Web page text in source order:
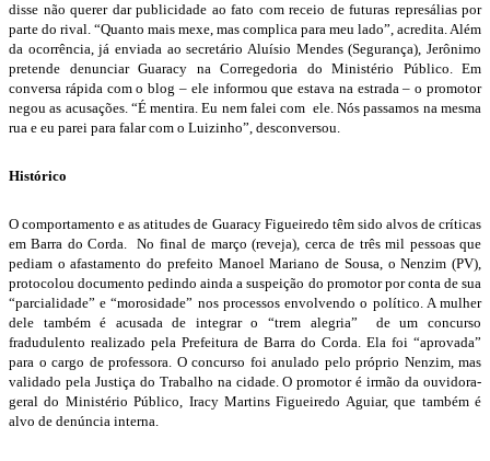
disse não querer dar publicidade ao fato com receio de futuras represálias por
parte do rival. “Quanto mais mexe, mas complica para meu lado”, acredita. Além
da ocorrência, já enviada ao secretário Aluísio Mendes (Segurança), Jerônimo
pretende denunciar Guaracy na Corregedoria do Ministério Público. Em
conversa rápida com o blog – ele informou que estava na estrada – o promotor
negou as acusações. “É mentira. Eu nem falei com ele. Nós passamos na mesma
rua e eu parei para falar com o Luizinho”, desconversou.
Histórico
O comportamento e as atitudes de Guaracy Figueiredo têm sido alvos de críticas
em Barra do Corda. No final de março (reveja), cerca de três mil pessoas que
pediam o afastamento do prefeito Manoel Mariano de Sousa, o Nenzim (PV),
protocolou documento pedindo ainda a suspeição do promotor por conta de sua
“parcialidade” e “morosidade” nos processos envolvendo o político. A mulher
dele também é acusada de integrar o “trem alegria” de um concurso
fradudulento realizado pela Prefeitura de Barra do Corda. Ela foi “aprovada”
para o cargo de professora. O concurso foi anulado pelo próprio Nenzim, mas
validado pela Justiça do Trabalho na cidade. O promotor é irmão da ouvidora-
geral do Ministério Público, Iracy Martins Figueiredo Aguiar, que também é
alvo de denúncia interna.